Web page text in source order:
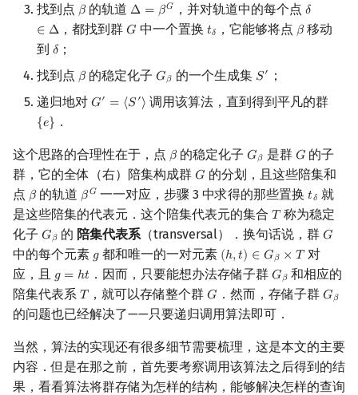
Powerful Number 筛
Min_25 筛
洲阁筛
Meissel–Lehmer 算法
连分数
Stern–Brocot 树与 Farey 序列
二次域
Prüfer 序列
矩阵树定理
LGV 引理
支配树
图上随机游走
找到点 𝛽
β 的轨道 Δ = 𝛽𝐺
Δ= βG ，并对轨道中的每个点 𝛿
∈ Δ
δ
，都找到群𝐺
G 中一个置换 𝑡𝛿
tδ ，它能够将点 𝛽
β 移动
到 𝛿
δ ；
找到点 𝛽
β 的稳定化子𝐺𝛽
Gβ 的一个生成集 𝑆′
S′
；
递归地对 𝐺′ = ⟨𝑆′⟩
G′= ⟨S ⟩ 调用该算法，直到得到平凡的群
{𝑒}
{e} ．
这个思路的合理性在于，点 𝛽
β 的稳定化子𝐺𝛽
Gβ 是群 𝐺
G 的子
群，它的全体（右）陪集构成群 𝐺
G 的分划，且这些陪集和
点 𝛽
β 的轨道 𝛽𝐺
βG 一一对应，步骤 3 中求得的那些置换𝑡𝛿
tδ 就
是这些陪集的代表元．这个陪集代表元的集合 𝑇
T 称为稳定
化子 𝐺𝛽
Gβ 的 陪集代表系 （transversal）．换句话说，群𝐺
G
中的每个元素 𝑔
g都和唯一的一对元素 (ℎ,𝑡) ∈ 𝐺𝛽 × 𝑇
(h,t)∈G β×T
对
应，且 𝑔 = ℎ𝑡
g =h t ．因而，只要能想办法存储子群 𝐺𝛽
Gβ 和相应的
陪集代表系 𝑇
T ，就可以存储整个群𝐺
G ．然而，存储子群 𝐺𝛽
Gβ
的问题也已经解决了——只要递归调用算法即可．
当然，算法的实现还有很多细节需要梳理，这是本文的主要
内容．但是在那之前，首先要考察调用该算法之后得到的结
果，看看算法将群存储为怎样的结构，能够解决怎样的查询